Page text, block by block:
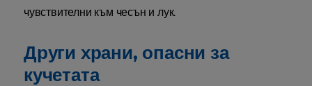
чувствителни към чесън и лук.
Други храни, опасни за
кучетата